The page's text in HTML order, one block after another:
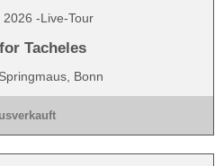
2026 -Live-Tour
Tacheles
Bonn